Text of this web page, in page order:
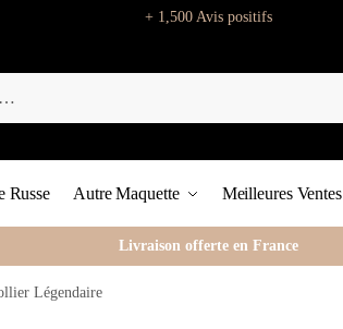
+ 1,500 Avis positifs
Russe Autre Maquette Meilleures Ventes
Livraison offerte en France
Légendaire